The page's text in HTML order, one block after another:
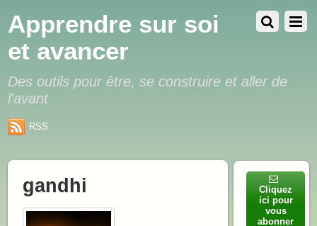
Apprendre sur soi
et avancer
Des outils pour être, se construire et aller de
l'avant
RSS
gandhi
Cliquez
ici pour
vous
abonner